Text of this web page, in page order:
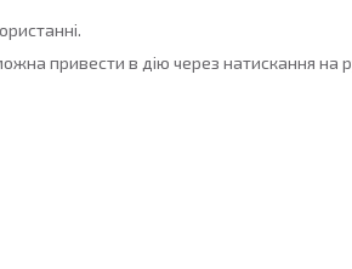
привести в дію через натискання на